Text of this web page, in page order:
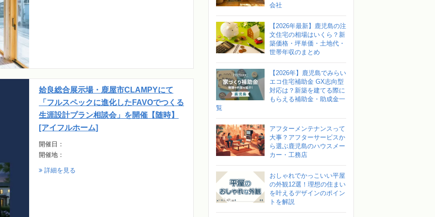
姶良総合展示場・鹿屋市CLAMPYにて
「フルスペックに進化したFAVOでつくる
生涯設計プラン相談会」を開催【随時】
[アイフルホーム]
開催日：
開催地：
詳細を見る
会社
【2026年最新】鹿児島の注
文住宅の相場はいくら？新
築価格・坪単価・土地代・
世帯年収のまとめ
【2026年】鹿児島でみらい
エコ住宅補助金 GX志向型
対応は？新築を建てる際に
もらえる補助金・助成金一
覧
アフターメンテナンスって
大事？アフターサービスか
ら選ぶ鹿児島のハウスメー
カー・工務店
おしゃれでかっこいい平屋
の外観12選！理想の住まい
を叶えるデザインのポイン
トを解説